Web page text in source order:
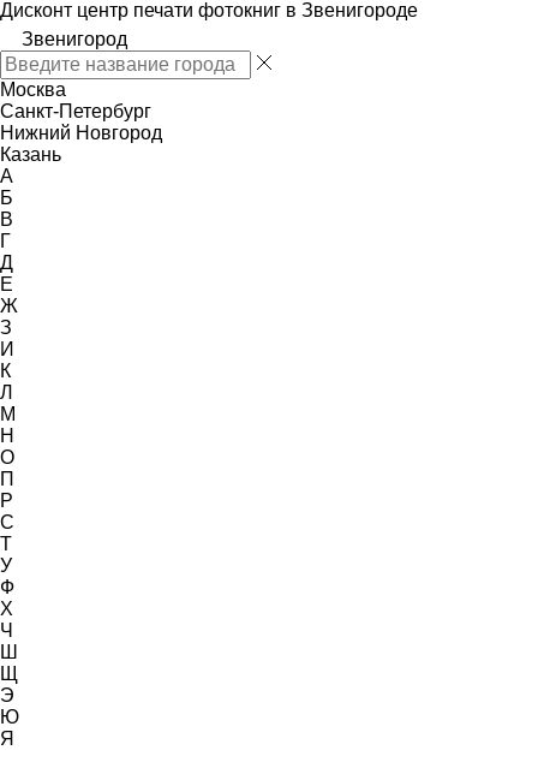
Дисконт центр печати фотокниг в Звенигороде
Звенигород
Москва
Санкт-Петербург
Нижний Новгород
Казань
А
Б
В
Г
Д
Е
Ж
З
И
К
Л
М
Н
О
П
Р
С
Т
У
Ф
Х
Ч
Ш
Щ
Э
Ю
Я